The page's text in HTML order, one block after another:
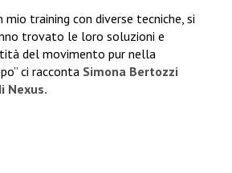
mio training con diverse tecniche, si
trovato le loro soluzioni e
del movimento pur nella
ci racconta Simona Bertozzi
Nexus.